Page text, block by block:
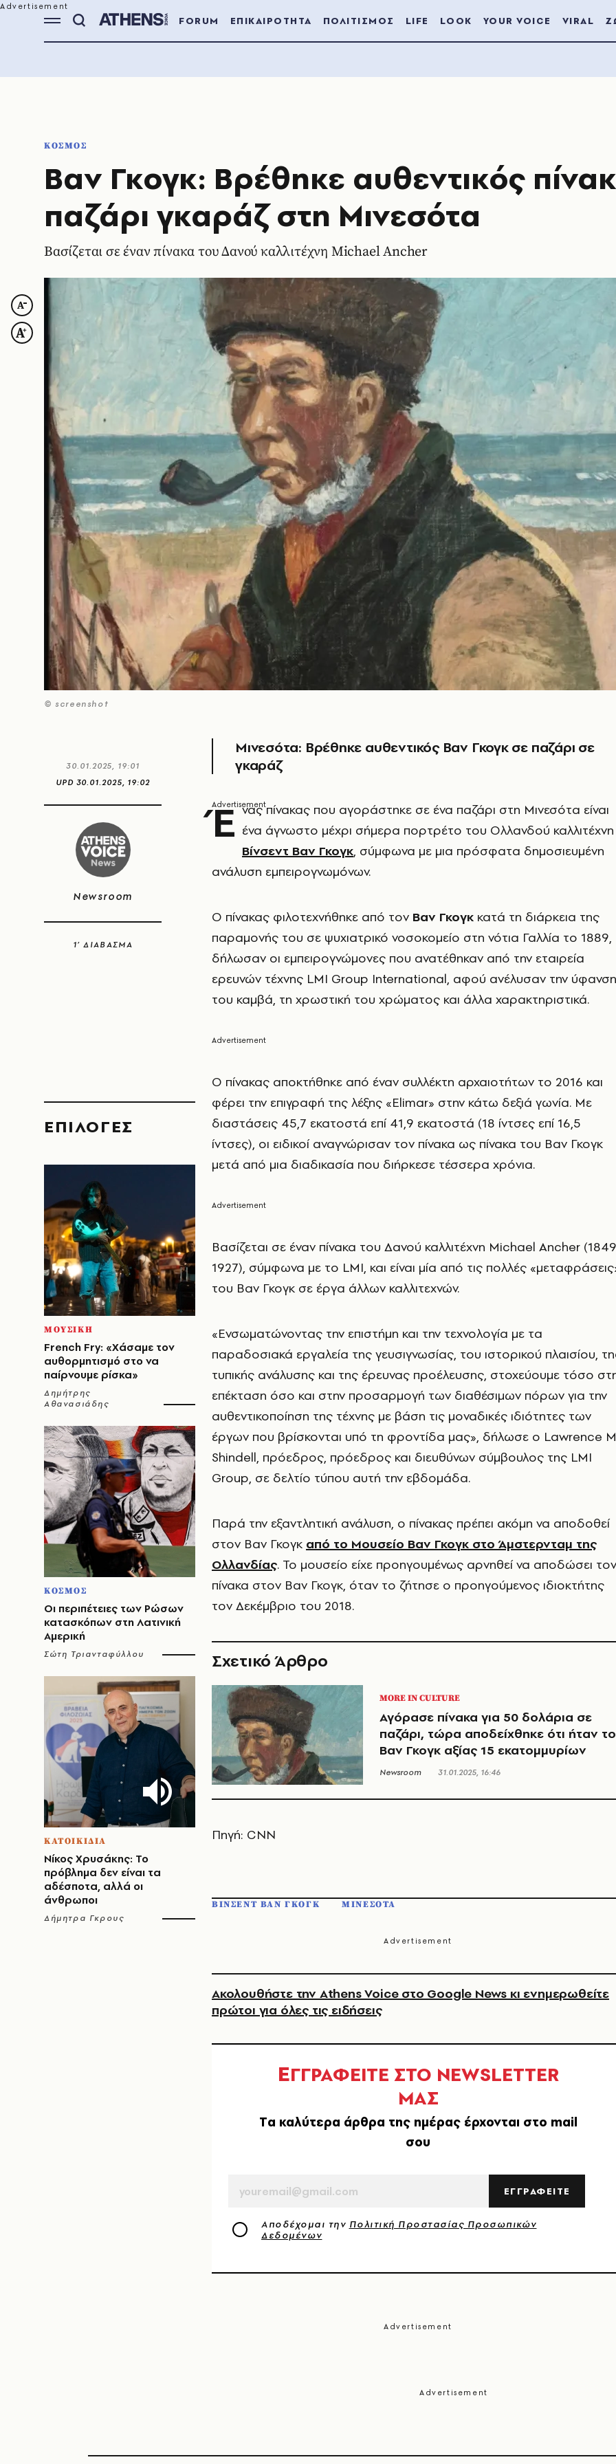
FORUM ΕΠΙΚΑΙΡΟΤΗΤΑ ΠΟΛΙΤΙΣΜΟΣ LIFE LOOK YOUR VOICE VIRAL
ΚΟΣΜΟΣ
Βαν Γκογκ: Βρέθηκε αυθεντικός
παζάρι γκαράζ στη Μινεσότα
Βασίζεται σε έναν πίνακα του Δανού καλλιτέχνη Michael Ancher
© screenshot
30.01.2025, 19:01
UPD 30.01.2025, 19:02
Newsroom
1’ ΔΙΑΒΑΣΜΑ
EΠΙΛΟΓΈΣ
ΜΟΥΣΙΚΗ
French Fry: «Χάσαμε τον
αυθορμητισμό στο να
παίρνουμε ρίσκα»
Δημήτρης
Αθανασιάδης
ΚΟΣΜΟΣ
Οι περιπέτειες των Ρώσων
κατασκόπων στη Λατινική
Αμερική
Σώτη Τριανταφύλλου
ΚΑΤΟΙΚΙΔΙΑ
Νίκος Χρυσάκης: Το
πρόβλημα δεν είναι τα
αδέσποτα, αλλά οι
άνθρωποι
Δήμητρα Γκρους
Μινεσότα: Βρέθηκε αυθεντικός Βαν Γκογκ σε παζάρι σε
γκαράζ
Έ νας πίνακας που αγοράστηκε σε ένα παζάρι στη Μινεσότα είναι
ένα άγνωστο μέχρι σήμερα πορτρέτο του Ολλανδού καλλιτέχνη
Βίνσεντ Βαν Γκογκ, σύμφωνα με μια πρόσφατα δημοσιευμένη
ανάλυση εμπειρογνωμόνων.
Ο πίνακας φιλοτεχνήθηκε από τον Βαν Γκογκ κατά τη διάρκεια της
παραμονής του σε ψυχιατρικό νοσοκομείο στη νότια Γαλλία το 1889,
δήλωσαν οι εμπειρογνώμονες που ανατέθηκαν από την εταιρεία
ερευνών τέχνης LMI Group International, αφού ανέλυσαν την ύφανση
του καμβά, τη χρωστική του χρώματος και άλλα χαρακτηριστικά.
Ο πίνακας αποκτήθηκε από έναν συλλέκτη αρχαιοτήτων το 2016 και
φέρει την επιγραφή της λέξης «Elimar» στην κάτω δεξιά γωνία. Με
διαστάσεις 45,7 εκατοστά επί 41,9 εκατοστά (18 ίντσες επί 16,5
ίντσες), οι ειδικοί αναγνώρισαν τον πίνακα ως πίνακα του Βαν Γκογκ
μετά από μια διαδικασία που διήρκεσε τέσσερα χρόνια.
Βασίζεται σε έναν πίνακα του Δανού καλλιτέχνη Michael Ancher
1927), σύμφωνα με το LMI, και είναι μία από τις πολλές
του Βαν Γκογκ σε έργα άλλων καλλιτεχνών.
«Ενσωματώνοντας την επιστήμη και την τεχνολογία με τα
παραδοσιακά εργαλεία της γευσιγνωσίας, του ιστορικού πλαισίου,
τυπικής ανάλυσης και της έρευνας προέλευσης, στοχεύουμε τόσο
επέκταση όσο και στην προσαρμογή των διαθέσιμων πόρων για την
αυθεντικοποίηση της τέχνης με βάση τις μοναδικές ιδιότητες των
έργων που βρίσκονται υπό τη φροντίδα μας», δήλωσε ο Lawrence
Shindell, πρόεδρος, πρόεδρος και διευθύνων σύμβουλος της LMI
Group, σε δελτίο τύπου αυτή την εβδομάδα.
Παρά την εξαντλητική ανάλυση, ο πίνακας πρέπει ακόμη να αποδοθεί
στον Βαν Γκογκ από το Μουσείο Βαν Γκογκ στο Άμστερνταμ της
Ολλανδίας. Το μουσείο είχε προηγουμένως αρνηθεί να αποδώσει τον
πίνακα στον Βαν Γκογκ, όταν το ζήτησε ο προηγούμενος ιδιοκτήτης
τον Δεκέμβριο του 2018.
Σχετικό Άρθρο
MORE IN CULTURE
Αγόρασε πίνακα για 50 δολάρια σε
παζάρι, τώρα αποδείχθηκε ότι ήταν
Βαν Γκογκ αξίας 15 εκατομμυρίων
Newsroom 31.01.2025, 16:46
Πηγή: CNN
ΒΙΝΣΕΝΤ ΒΑΝ ΓΚΟΓΚ ΜΙΝΕΣΟΤΑ
Ακολουθήστε την Athens Voice στο Google News κι ενημερωθείτε
πρώτοι για όλες τις ειδήσεις
ΕΓΓΡΑΦΕΙΤΕ ΣΤΟ NEWSLETTER
ΜΑΣ
Tα καλύτερα άρθρα της ημέρας έρχονται στο mail
σου
ΕΓΓΡΑΦΕΙΤΕ
Αποδέχομαι την Πολιτική Προστασίας Προσωπικών
Δεδομένων